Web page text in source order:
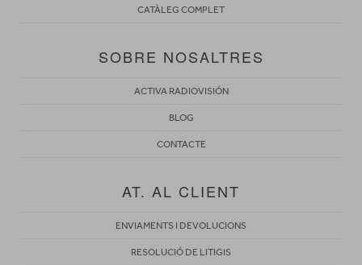
CATÀLEG COMPLET
SOBRE NOSALTRES
ACTIVA RADIOVISIÓN
BLOG
CONTACTE
AT. AL CLIENT
ENVIAMENTS I DEVOLUCIONS
RESOLUCIÓ DE LITIGIS